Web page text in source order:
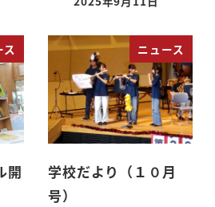
投稿日
開
ニュース
学校だより（１０月
号）